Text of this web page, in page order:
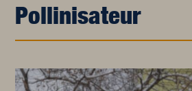
Pollinisateur